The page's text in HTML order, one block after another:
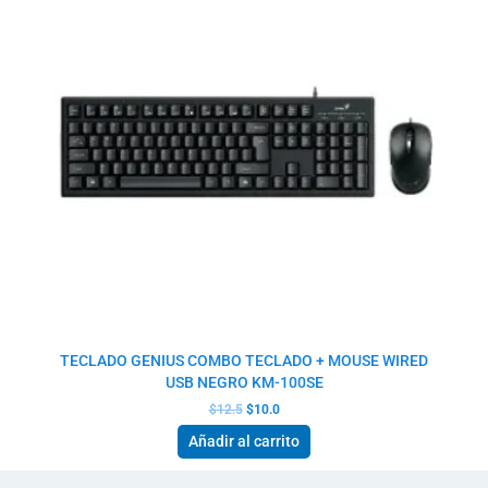
TECLADO GENIUS COMBO TECLADO + MOUSE WIRED
USB NEGRO KM-100SE
$12.5 $10.0
Añadir al carrito